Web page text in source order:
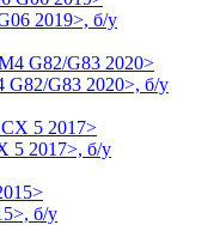
2019>, б/у
G82/G83 2020>, б/у
5 2017>, б/у
б/у